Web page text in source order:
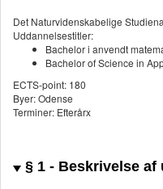
Det Naturvidenskabelige
Uddannelsestitler:
Bachelor i anvendt
Bachelor of Science in
ECTS-point: 180
Byer: Odense
Terminer: Efterårx
§ 1 - Beskrivelse af